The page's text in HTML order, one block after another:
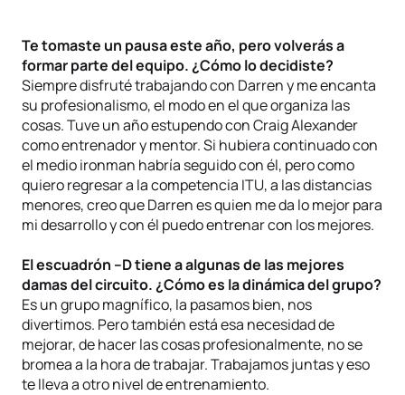
Te tomaste un pausa este año, pero volverás a
formar parte del equipo. ¿Cómo lo decidiste?
Siempre disfruté trabajando con Darren y me encanta
su profesionalismo, el modo en el que organiza las
cosas. Tuve un año estupendo con Craig Alexander
como entrenador y mentor. Si hubiera continuado con
el medio ironman habría seguido con él, pero como
quiero regresar a la competencia ITU, a las distancias
menores, creo que Darren es quien me da lo mejor para
mi desarrollo y con él puedo entrenar con los mejores.
El escuadrón –D tiene a algunas de las mejores
damas del circuito. ¿Cómo es la dinámica del grupo?
Es un grupo magnífico, la pasamos bien, nos
divertimos. Pero también está esa necesidad de
mejorar, de hacer las cosas profesionalmente, no se
bromea a la hora de trabajar. Trabajamos juntas y eso
te lleva a otro nivel de entrenamiento.